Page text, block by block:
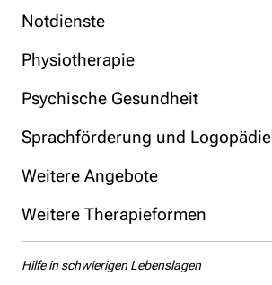
Notdienste
Physiotherapie
Psychische Gesundheit
Sprachförderung und Logopädie
Weitere Angebote
Weitere Therapieformen
Hilfe in schwierigen Lebenslagen